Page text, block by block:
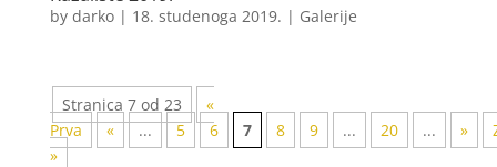
by darko| 18. studenoga 2019. | Galerije
Stranica 7 od 23
«
Prva
« ... 5 6 7 8 9 ... 20 ... »
»